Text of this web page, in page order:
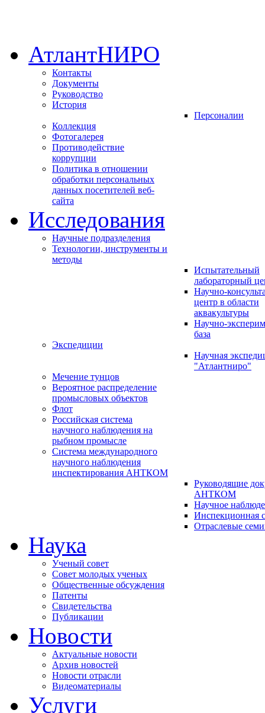
АтлантНИРО
Контакты
Документы
Руководство
История
Персоналии
Коллекция
Фотогалерея
Противодействие
коррупции
Политика в отношении
обработки персональных
данных посетителей веб-
сайта
Исследования
Научные подразделения
Технологии, инструменты и
методы
Испытательный
лабораторный
Научно-
центр в области
аквакультуры
Научно-
база
Экспедиции
Научная
"Атлантниро"
Мечение тунцов
Вероятное распределение
промысловых объектов
Флот
Российская система
научного наблюдения на
рыбном промысле
Система международного
научного наблюдения
инспектирования АНТКОМ
Руководящие
АНТКОМ
Научное
Инспекционная
Отраслевые
Наука
Ученый совет
Совет молодых ученых
Общественные обсуждения
Патенты
Свидетельства
Публикации
Новости
Актуальные новости
Архив новостей
Новости отрасли
Видеоматериалы
Услуги